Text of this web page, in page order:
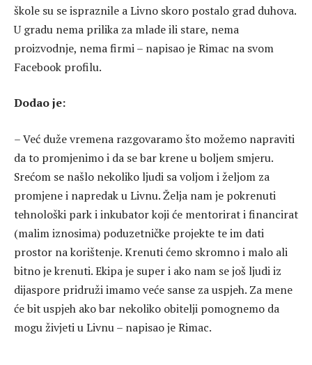
škole su se ispraznile a Livno skoro postalo grad duhova.
U gradu nema prilika za mlade ili stare, nema
proizvodnje, nema firmi – napisao je Rimac na svom
Facebook profilu.
Dodao je:
– Već duže vremena razgovaramo što možemo napraviti
da to promjenimo i da se bar krene u boljem smjeru.
Srećom se našlo nekoliko ljudi sa voljom i željom za
promjene i napredak u Livnu. Želja nam je pokrenuti
tehnološki park i inkubator koji će mentorirat i financirat
(malim iznosima) poduzetničke projekte te im dati
prostor na korištenje. Krenuti ćemo skromno i malo ali
bitno je krenuti. Ekipa je super i ako nam se još ljudi iz
dijaspore pridruži imamo veće sanse za uspjeh. Za mene
će bit uspjeh ako bar nekoliko obitelji pomognemo da
mogu živjeti u Livnu – napisao je Rimac.